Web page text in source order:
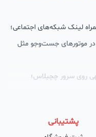
لینک شبکه‌های اجتماعی؛
در موتورهای جست‌وجو مثل
کرده است. چچیلاس با
پشتیبانی